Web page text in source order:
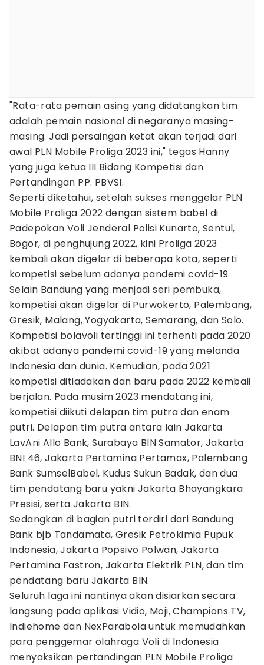
"Rata-rata pemain asing yang didatangkan tim
adalah pemain nasional di negaranya masing-
masing. Jadi persaingan ketat akan terjadi dari
awal PLN Mobile Proliga 2023 ini," tegas Hanny
yang juga ketua III Bidang Kompetisi dan
Pertandingan PP. PBVSI.
Seperti diketahui, setelah sukses menggelar PLN
Mobile Proliga 2022 dengan sistem babel di
Padepokan Voli Jenderal Polisi Kunarto, Sentul,
Bogor, di penghujung 2022, kini Proliga 2023
kembali akan digelar di beberapa kota, seperti
kompetisi sebelum adanya pandemi covid-19.
Selain Bandung yang menjadi seri pembuka,
kompetisi akan digelar di Purwokerto, Palembang,
Gresik, Malang, Yogyakarta, Semarang, dan Solo.
Kompetisi bolavoli tertinggi ini terhenti pada 2020
akibat adanya pandemi covid-19 yang melanda
Indonesia dan dunia. Kemudian, pada 2021
kompetisi ditiadakan dan baru pada 2022 kembali
berjalan. Pada musim 2023 mendatang ini,
kompetisi diikuti delapan tim putra dan enam
putri. Delapan tim putra antara lain Jakarta
LavAni Allo Bank, Surabaya BIN Samator, Jakarta
BNI 46, Jakarta Pertamina Pertamax, Palembang
Bank SumselBabel, Kudus Sukun Badak, dan dua
tim pendatang baru yakni Jakarta Bhayangkara
Presisi, serta Jakarta BIN.
Sedangkan di bagian putri terdiri dari Bandung
Bank bjb Tandamata, Gresik Petrokimia Pupuk
Indonesia, Jakarta Popsivo Polwan, Jakarta
Pertamina Fastron, Jakarta Elektrik PLN, dan tim
pendatang baru Jakarta BIN.
Seluruh laga ini nantinya akan disiarkan secara
langsung pada aplikasi Vidio, Moji, Champions TV,
Indiehome dan NexParabola untuk memudahkan
para penggemar olahraga Voli di Indonesia
menyaksikan pertandingan PLN Mobile Proliga